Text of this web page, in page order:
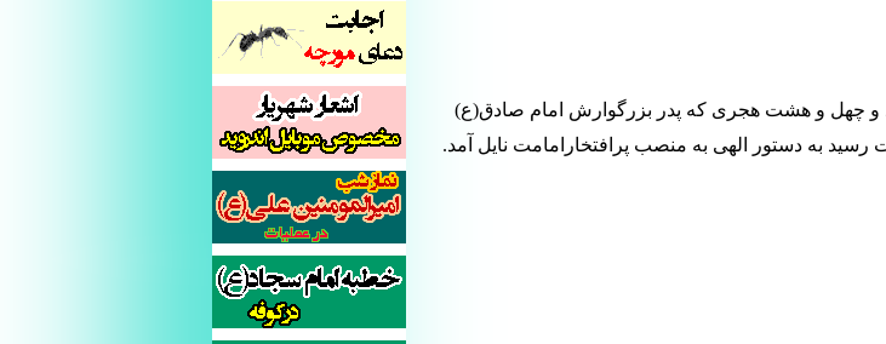
چهل و هشت هجری که پدر بزرگوارش امام صادق(ع)
به دستور الهی به منصب پرافتخارامامت نایل آمد.